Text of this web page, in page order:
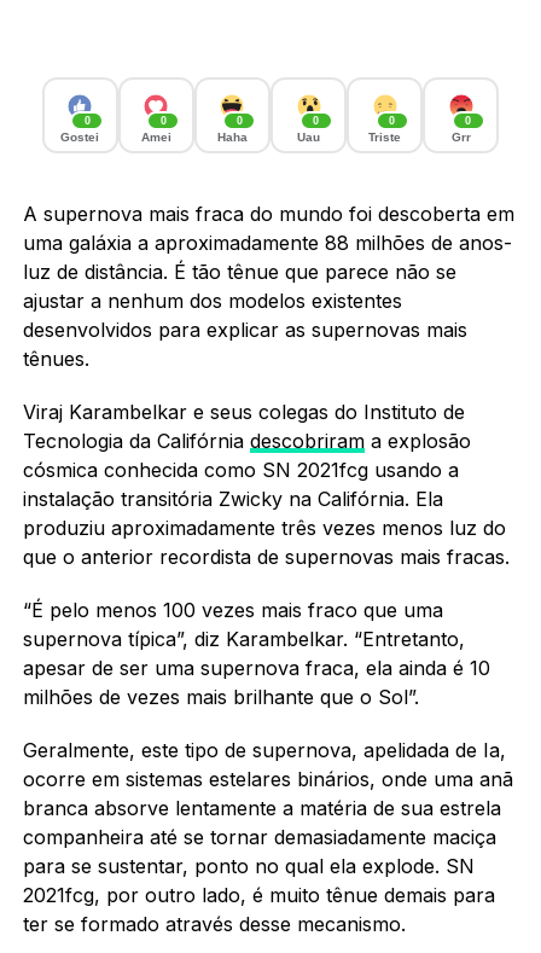
0
Gostei
0
Amei
0
Haha
0
Uau
0
Triste
0
Grr
A supernova mais fraca do mundo foi descoberta em
uma galáxia a aproximadamente 88 milhões de anos-
luz de distância. É tão tênue que parece não se
ajustar a nenhum dos modelos existentes
desenvolvidos para explicar as supernovas mais
tênues.
Viraj Karambelkar e seus colegas do Instituto de
Tecnologia da Califórnia descobrirama explosão
cósmica conhecida como SN 2021fcg usando a
instalação transitória Zwicky na Califórnia. Ela
produziu aproximadamente três vezes menos luz do
que o anterior recordista de supernovas mais fracas.
“É pelo menos 100 vezes mais fraco que uma
supernova típica”, diz Karambelkar. “Entretanto,
apesar de ser uma supernova fraca, ela ainda é 10
milhões de vezes mais brilhante que o Sol”.
Geralmente, este tipo de supernova, apelidada de Ia,
ocorre em sistemas estelares binários, onde uma anã
branca absorve lentamente a matéria de sua estrela
companheira até se tornar demasiadamente maciça
para se sustentar, ponto no qual ela explode. SN
2021fcg, por outro lado, é muito tênue demais para
ter se formado através desse mecanismo.